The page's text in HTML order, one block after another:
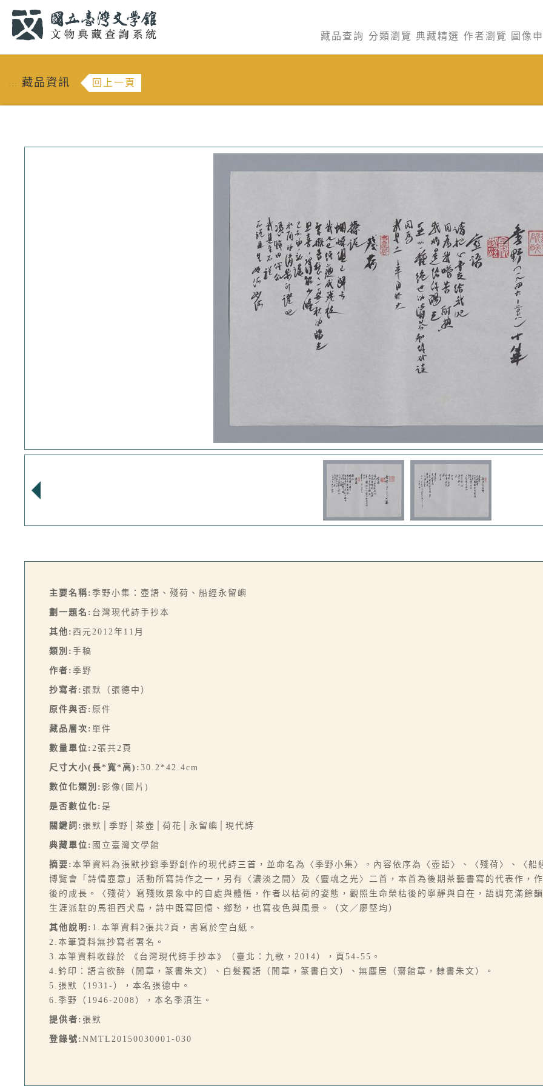
藏品查詢 分類瀏覽 典藏精選 作者瀏覽 圖像
::: 藏品資訊 回上一頁
主要名稱: 季野小集：壺語、殘荷、船經永留嶼
劃一題名: 台灣現代詩手抄本
其他: 西元2012年11月
類別: 手稿
作者: 季野
抄寫者: 張默（張德中）
原件與否: 原件
藏品層次: 單件
數量單位: 2張共2頁
尺寸大小(長*寬*高): 30.2*42.4cm
數位化類別: 影像(圖片)
是否數位化: 是
關鍵詞: 張默│季野│茶壺│荷花│永留嶼│現代詩
典藏單位: 國立臺灣文學館
摘要: 本筆資料為張默抄錄季野創作的現代詩三首，並命名為〈季野小集〉。內容依序為〈壺語〉、〈殘荷〉、〈
博覽會「詩情壺意」活動所寫詩作之一，另有〈濃淡之間〉及〈靈魂之光〉二首，本首為後期茶藝書寫的代表作，
後的成長。〈殘荷〉寫殘敗景象中的自處與體悟，作者以枯荷的姿態，觀照生命榮枯後的寧靜與自在，語調充滿餘
生涯派駐的馬祖西犬島，詩中既寫回憶、鄉愁，也寫夜色與風景。（文／廖堅均）
其他說明: 1.本筆資料2張共2頁，書寫於空白紙。
2.本筆資料無抄寫者署名。
3.本筆資料收錄於 《台灣現代詩手抄本》（臺北：九歌，2014），頁54-55。
4.鈐印：語言欲醉（閒章，篆書朱文）、白髮獨語（閒章，篆書白文）、無塵居（齋館章，隸書朱文）。
5.張默（1931-），本名張德中。
6.季野（1946-2008），本名季滇生。
提供者: 張默
登錄號: NMTL20150030001-030